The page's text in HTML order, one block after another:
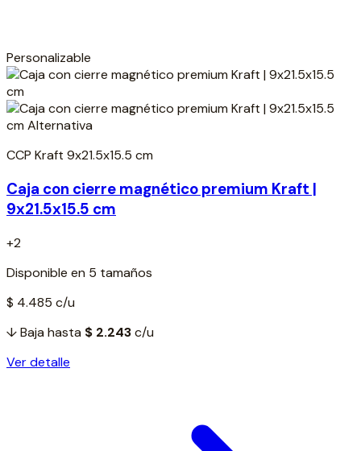
Personalizable
CCP Kraft 9x21.5x15.5 cm
Caja con cierre magnético premium Kraft |
9x21.5x15.5 cm
+2
Disponible en 5 tamaños
$ 4.485 c/u
↓ Baja hasta $ 2.243c/u
Ver detalle